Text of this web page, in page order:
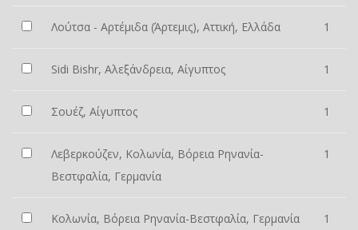
Λούτσα - Αρτέμιδα (Άρτεμις), Αττική, Ελλάδα 1
Sidi Bishr, Αλεξάνδρεια, Αίγυπτος 1
Σουέζ, Αίγυπτος 1
Λεβερκούζεν, Κολωνία, Βόρεια Ρηνανία-
Βεστφαλία, Γερμανία
1
Κολωνία, Βόρεια Ρηνανία-Βεστφαλία, Γερμανία 1